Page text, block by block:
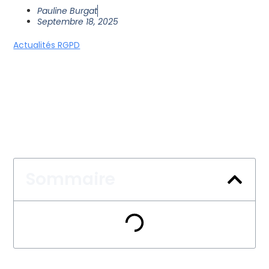
Pauline Burgat
Septembre 18, 2025
Actualités RGPD